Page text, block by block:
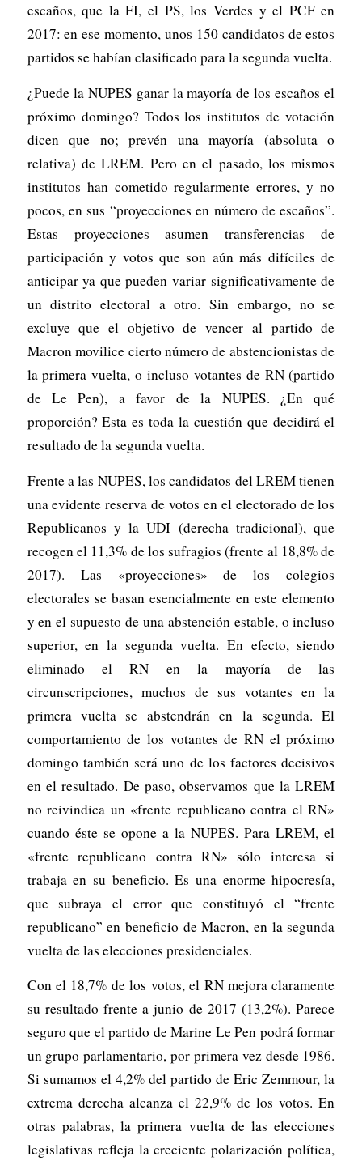
escaños, que la FI, el PS, los Verdes y el PCF en
2017: en ese momento, unos 150 candidatos de estos
partidos se habían clasificado para la segunda vuelta.
¿Puede la NUPES ganar la mayoría de los escaños el
próximo domingo? Todos los institutos de votación
dicen que no; prevén una mayoría (absoluta o
relativa) de LREM. Pero en el pasado, los mismos
institutos han cometido regularmente errores, y no
pocos, en sus “proyecciones en número de escaños”.
Estas proyecciones asumen transferencias de
participación y votos que son aún más difíciles de
anticipar ya que pueden variar significativamente de
un distrito electoral a otro. Sin embargo, no se
excluye que el objetivo de vencer al partido de
Macron movilice cierto número de abstencionistas de
la primera vuelta, o incluso votantes de RN (partido
de Le Pen), a favor de la NUPES. ¿En qué
proporción? Esta es toda la cuestión que decidirá el
resultado de la segunda vuelta.
Frente a las NUPES, los candidatos del LREM tienen
una evidente reserva de votos en el electorado de los
Republicanos y la UDI (derecha tradicional), que
recogen el 11,3% de los sufragios (frente al 18,8% de
2017). Las «proyecciones» de los colegios
electorales se basan esencialmente en este elemento
y en el supuesto de una abstención estable, o incluso
superior, en la segunda vuelta. En efecto, siendo
eliminado el RN en la mayoría de las
circunscripciones, muchos de sus votantes en la
primera vuelta se abstendrán en la segunda. El
comportamiento de los votantes de RN el próximo
domingo también será uno de los factores decisivos
en el resultado. De paso, observamos que la LREM
no reivindica un «frente republicano contra el RN»
cuando éste se opone a la NUPES. Para LREM, el
«frente republicano contra RN» sólo interesa si
trabaja en su beneficio. Es una enorme hipocresía,
que subraya el error que constituyó el “frente
republicano” en beneficio de Macron, en la segunda
vuelta de las elecciones presidenciales.
Con el 18,7% de los votos, el RN mejora claramente
su resultado frente a junio de 2017 (13,2%). Parece
seguro que el partido de Marine Le Pen podrá formar
un grupo parlamentario, por primera vez desde 1986.
Si sumamos el 4,2% del partido de Eric Zemmour, la
extrema derecha alcanza el 22,9% de los votos. En
otras palabras, la primera vuelta de las elecciones
legislativas refleja la creciente polarización política,